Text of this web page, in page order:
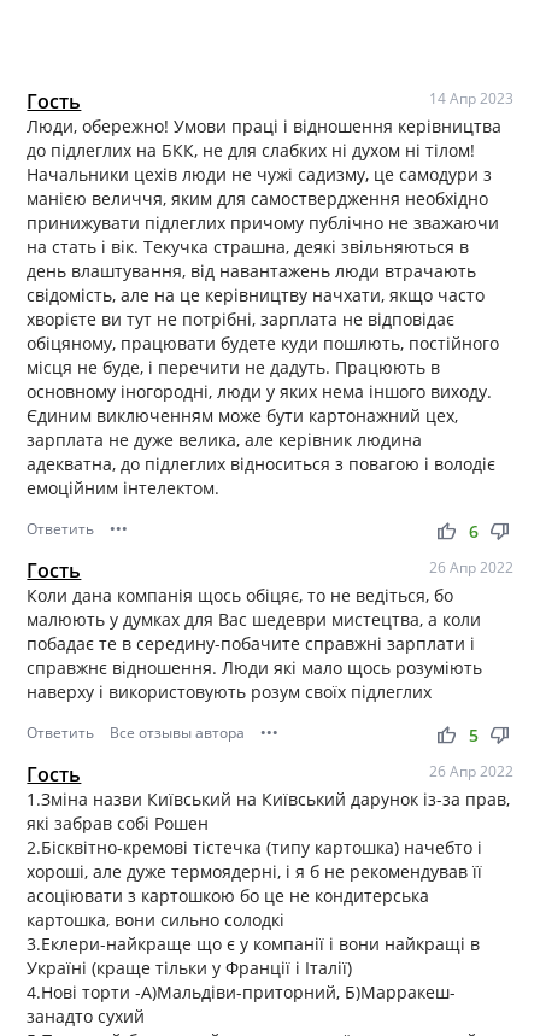
Гость 14 Апр 2023
Люди, обережно! Умови праці і відношення керівництва
до підлеглих на БКК, не для слабких ні духом ні тілом!
Начальники цехів люди не чужі садизму, це самодури з
манією величчя, яким для самоствердження необхідно
принижувати підлеглих причому публічно не зважаючи
на стать і вік. Текучка страшна, деякі звільняються в
день влаштування, від навантажень люди втрачають
свідомість, але на це керівництву начхати, якщо часто
хворієте ви тут не потрібні, зарплата не відповідає
обіцяному, працювати будете куди пошлють, постійного
місця не буде, і перечити не дадуть. Працюють в
основному іногородні, люди у яких нема іншого виходу.
Єдиним виключенням може бути картонажний цех,
зарплата не дуже велика, але керівник людина
адекватна, до підлеглих відноситься з повагою і володіє
емоційним інтелектом.
Ответить ••• thumb_up thumb_down
6
Гость 26 Апр 2022
Коли дана компанія щось обіцяє, то не ведіться, бо
малюють у думках для Вас шедеври мистецтва, а коли
побадає те в середину-побачите справжні зарплати і
справжнє відношення. Люди які мало щось розуміють
наверху і використовують розум своїх підлеглих
Ответить Все отзывы автора ••• thumb_up thumb_down
5
Гость 26 Апр 2022
1.Зміна назви Київський на Київський дарунок із-за прав,
які забрав собі Рошен
2.Бісквітно-кремові тістечка (типу картошка) начебто і
хороші, але дуже термоядерні, і я б не рекомендував її
асоціювати з картошкою бо це не кондитерська
картошка, вони сильно солодкі
3.Еклери-найкраще що є у компанії і вони найкращі в
Україні (краще тільки у Франції і Італії)
4.Нові торти -А)Мальдіви-приторний, Б)Марракеш-
занадто сухий